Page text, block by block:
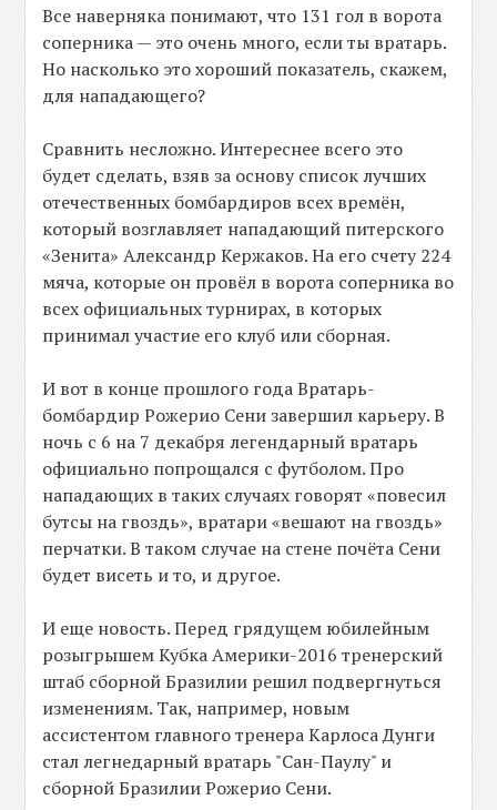
Все наверняка понимают, что 131 гол в ворота
соперника — это очень много, если ты вратарь.
Но насколько это хороший показатель, скажем,
для нападающего?
Сравнить несложно. Интереснее всего это
будет сделать, взяв за основу список лучших
отечественных бомбардиров всех времён,
который возглавляет нападающий питерского
«Зенита» Александр Кержаков. На его счету 224
мяча, которые он провёл в ворота соперника во
всех официальных турнирах, в которых
принимал участие его клуб или сборная.
И вот в конце прошлого года Вратарь-
бомбардир Рожерио Сени завершил карьеру. В
ночь с 6 на 7 декабря легендарный вратарь
официально попрощался с футболом. Про
нападающих в таких случаях говорят «повесил
бутсы на гвоздь», вратари «вешают на гвоздь»
перчатки. В таком случае на стене почёта Сени
будет висеть и то, и другое.
И еще новость. Перед грядущем юбилейным
розыгрышем Кубка Америки-2016 тренерский
штаб сборной Бразилии решил подвергнуться
изменениям. Так, например, новым
ассистентом главного тренера Карлоса Дунги
стал легнедарный вратарь "Сан-Паулу" и
сборной Бразилии Рожерио Сени.